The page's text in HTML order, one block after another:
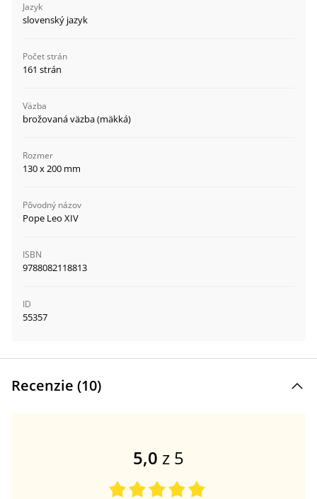
Jazyk
slovenský jazyk
Počet strán
161 strán
Väzba
brožovaná väzba (mäkká)
Rozmer
130 x 200 mm
Pôvodný názov
Pope Leo XIV
ISBN
9788082118813
ID
55357
Recenzie (10)
5,0 z 5